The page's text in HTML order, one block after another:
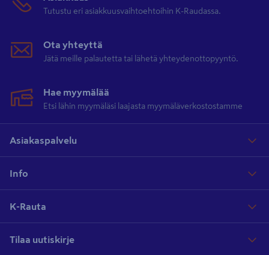
Tutustu eri asiakkuusvaihtoehtoihin K-Raudassa.
Ota yhteyttä
Jätä meille palautetta tai lähetä yhteydenottopyyntö.
Hae myymälää
Etsi lähin myymäläsi laajasta myymäläverkostostamme
Asiakaspalvelu
Info
K-Rauta
Tilaa uutiskirje